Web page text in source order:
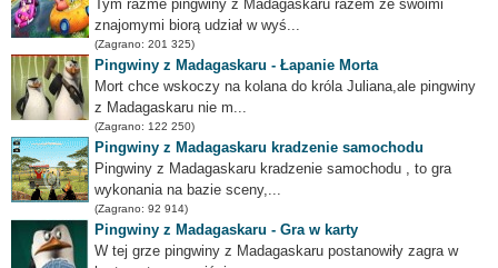
Tym razme pingwiny z Madagaskaru razem ze swoimi
znajomymi biorą udział w wyś...
(Zagrano: 201 325)
Pingwiny z Madagaskaru - Łapanie Morta
Mort chce wskoczy na kolana do króla Juliana,ale pingwiny
z Madagaskaru nie m...
(Zagrano: 122 250)
Pingwiny z Madagaskaru kradzenie samochodu
Pingwiny z Madagaskaru kradzenie samochodu , to gra
wykonania na bazie sceny,...
(Zagrano: 92 914)
Pingwiny z Madagaskaru - Gra w karty
W tej grze pingwiny z Madagaskaru postanowiły zagra w